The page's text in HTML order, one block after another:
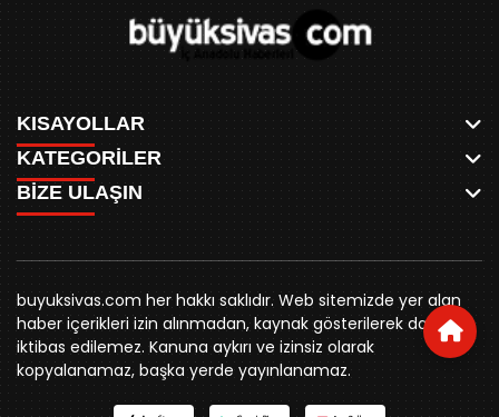
KISAYOLLAR
ANASAYFA
AKSU CANLI
MEYDAN CANLI
MEDRESELER CANLI
MERAKÜM CANLI
YUKARI TEKKE CANLI
KURUMSAL KİMLİK
REKLAM FİYATLARI
BİZE ULAŞIN
KÜNYE
KATEGORİLER
WHATSAPP
SPOR
SİYASET
BELEDİYE
SİVAS VALİLİĞİ
ÜNİVERSİTE
KURUMLAR
STK
YORUM
BİZE ULAŞIN
0346 221 00 60
buyuksivashaber@gmail.com
Örtülüpınar Mah. İnönü Bulvarı Özkahya Apt. Kat:3 D:7
Sivas
buyuksivas.com her hakkı saklıdır. Web sitemizde yer alan
haber içerikleri izin alınmadan, kaynak gösterilerek dahi
iktibas edilemez. Kanuna aykırı ve izinsiz olarak
kopyalanamaz, başka yerde yayınlanamaz.